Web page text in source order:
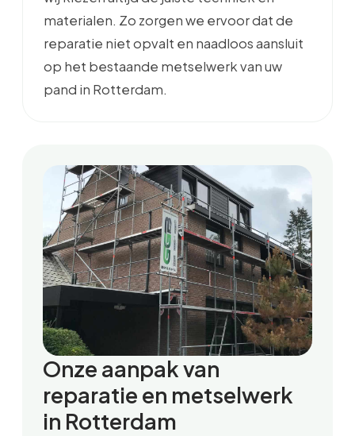
materialen. Zo zorgen we ervoor dat de
reparatie niet opvalt en naadloos aansluit
op het bestaande metselwerk van uw
pand in Rotterdam.
Onze aanpak van
reparatie en metselwerk
in Rotterdam